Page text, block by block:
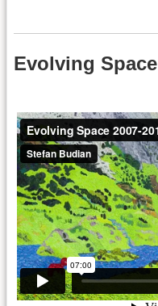
Evolving Space